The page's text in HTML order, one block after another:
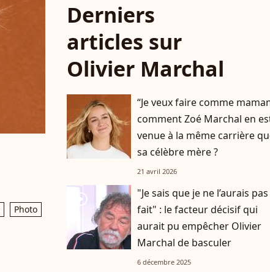
Photo
Derniers
articles sur
Olivier Marchal
“Je veux faire comme
comment Zoé Marchal en
venue à la même carrière
sa célèbre mère ?
21 avril 2026
player2
"Je sais que je ne l’aurais pas
fait" : le facteur décisif qui
aurait pu empêcher Olivier
Marchal de basculer
6 décembre 2025